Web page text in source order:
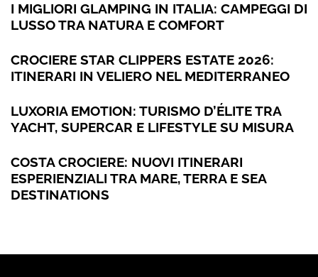
I MIGLIORI GLAMPING IN ITALIA: CAMPEGGI DI
LUSSO TRA NATURA E COMFORT
CROCIERE STAR CLIPPERS ESTATE 2026:
ITINERARI IN VELIERO NEL MEDITERRANEO
LUXORIA EMOTION: TURISMO D’ÉLITE TRA
YACHT, SUPERCAR E LIFESTYLE SU MISURA
COSTA CROCIERE: NUOVI ITINERARI
ESPERIENZIALI TRA MARE, TERRA E SEA
DESTINATIONS